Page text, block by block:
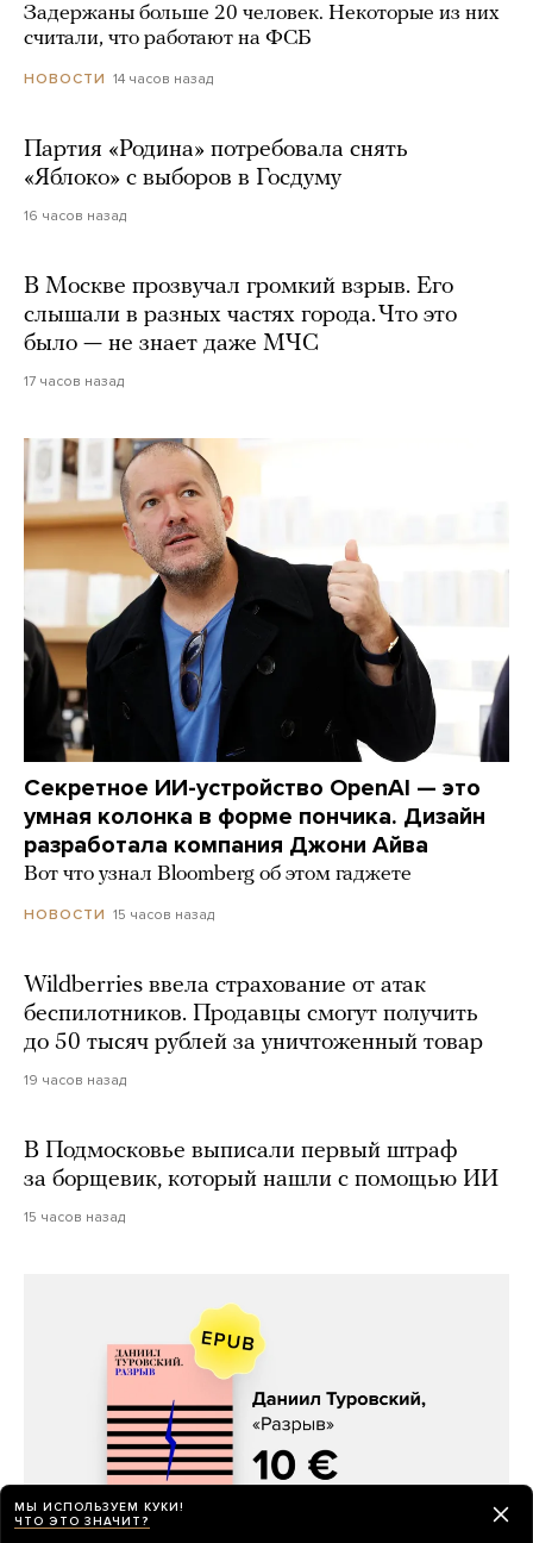
Задержаны больше 20 человек. Некоторые из них
считали, что работают на ФСБ
НОВОСТИ 14 часов назад
Партия «Родина» потребовала снять
«Яблоко» с выборов в Госдуму
16 часов назад
В Москве прозвучал громкий взрыв. Его
слышали в разных частях города. Что это
было — не знает даже МЧС
17 часов назад
Секретное ИИ-устройство OpenAI — это
умная колонка в форме пончика. Дизайн
разработала компания Джони Айва
Вот что узнал Bloomberg об этом гаджете
НОВОСТИ 15 часов назад
Wildberries ввела страхование от атак
беспилотников. Продавцы смогут получить
до 50 тысяч рублей за уничтоженный товар
19 часов назад
В Подмосковье выписали первый штраф
за борщевик, который нашли с помощью ИИ
15 часов назад
МЫ ИСПОЛЬЗУЕМ КУКИ!
ЧТО ЭТО ЗНАЧИТ?